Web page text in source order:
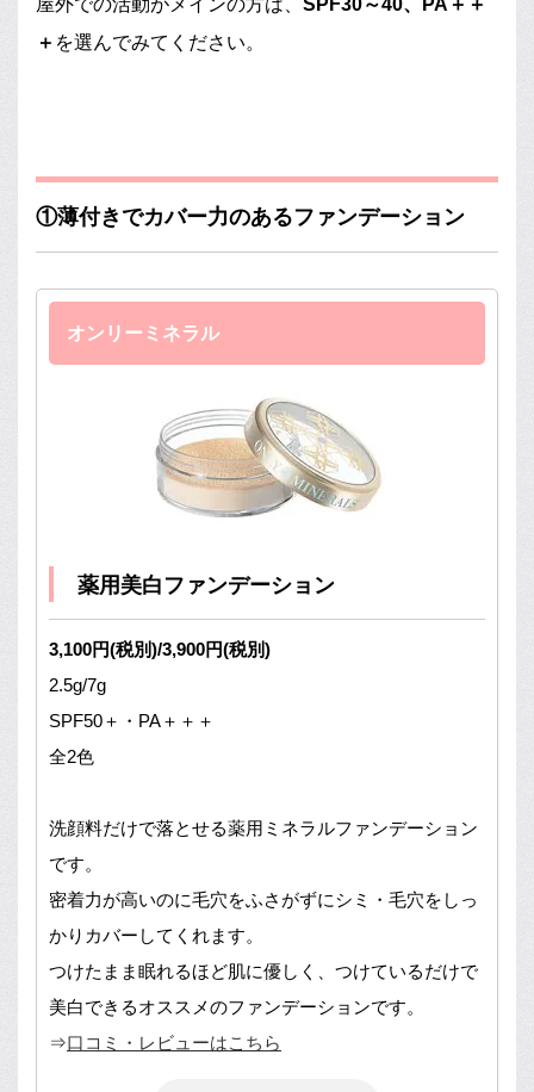
屋外での活動がメインの方は、 SPF30～40、PA＋＋
＋ を選んでみてください。
①薄付きでカバー力のあるファンデーション
オンリーミネラル
薬用美白ファンデーション
3,100円(税別)/3,900円(税別)
2.5g/7g
SPF50＋・PA＋＋＋
全2色
洗顔料だけで落とせる薬用ミネラルファンデーション
です。
密着力が高いのに毛穴をふさがずにシミ・毛穴をしっ
かりカバーしてくれます。
つけたまま眠れるほど肌に優しく、つけているだけで
美白できるオススメのファンデーションです。
⇒口コミ・レビューはこちら